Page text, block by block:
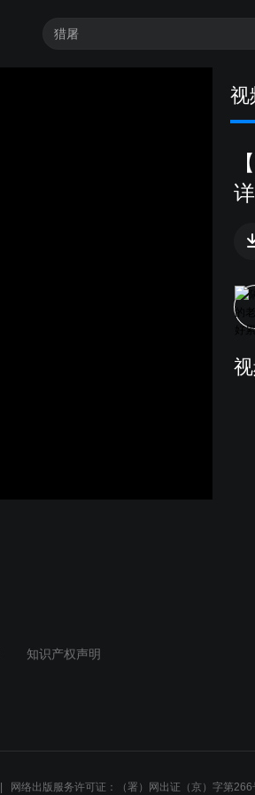
视
知识产权声明
网络出版服务许可证：（署）网出证（京）字第266